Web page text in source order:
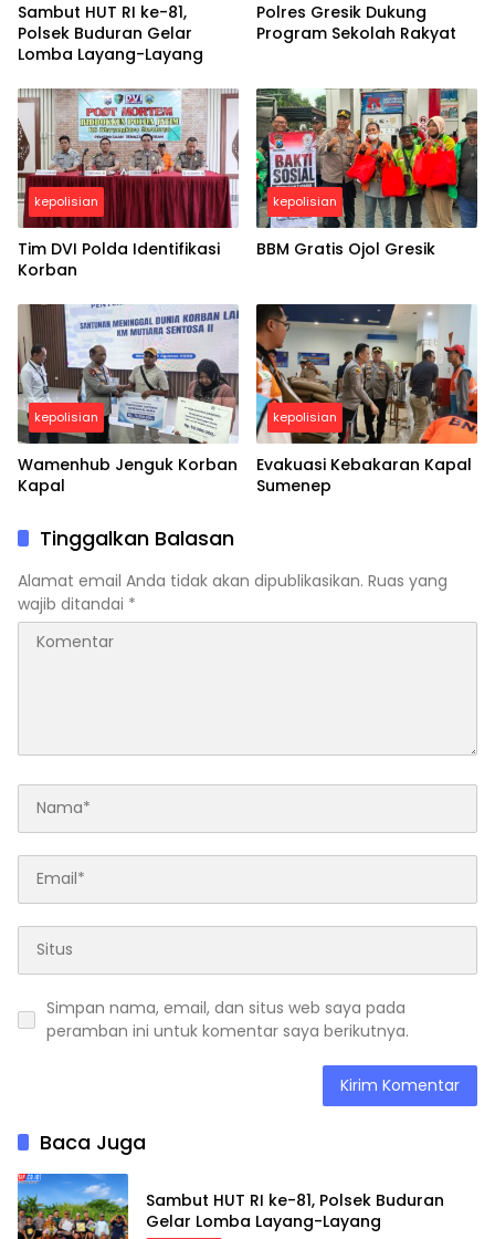
Sambut HUT RI ke-81,
Polsek Buduran Gelar
Lomba Layang-Layang
Polres Gresik Dukung
Program Sekolah Rakyat
kepolisian
Tim DVI Polda Identifikasi
Korban
kepolisian
BBM Gratis Ojol Gresik
kepolisian
Wamenhub Jenguk Korban
Kapal
kepolisian
Evakuasi Kebakaran Kapal
Sumenep
Tinggalkan Balasan
Alamat email Anda tidak akan dipublikasikan. Ruas yang
wajib ditandai *
Simpan nama, email, dan situs web saya pada
peramban ini untuk komentar saya berikutnya.
Baca Juga
Sambut HUT RI ke-81, Polsek Buduran
Gelar Lomba Layang-Layang